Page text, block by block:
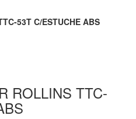
53T C/ESTUCHE ABS
ROLLINS TTC-